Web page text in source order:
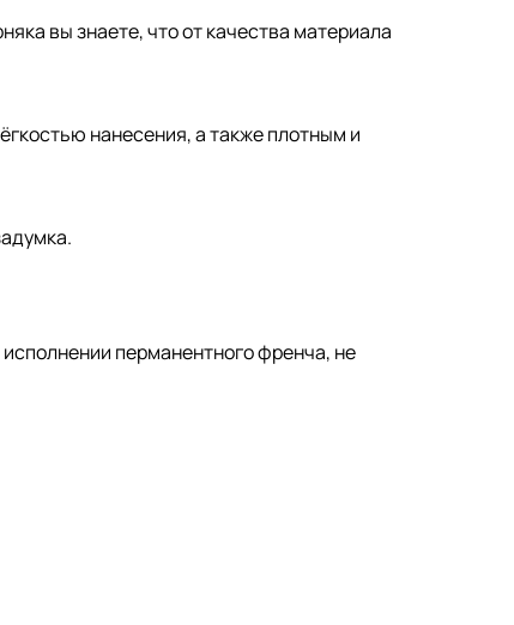
вы знаете, что от качества материала
нанесения, а также плотным и
исполнении перманентного френча, не